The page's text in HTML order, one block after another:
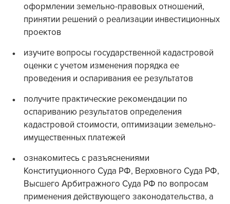
оформлении земельно-правовых отношений,
принятии решений о реализации инвестиционных
проектов
изучите вопросы государственной кадастровой
оценки с учетом изменения порядка ее
проведения и оспаривания ее результатов
получите практические рекомендации по
оспариванию результатов определения
кадастровой стоимости, оптимизации земельно-
имущественных платежей
ознакомитесь с разъяснениями
Конституционного Суда РФ, Верховного Суда РФ,
Высшего Арбитражного Суда РФ по вопросам
применения действующего законодательства, а